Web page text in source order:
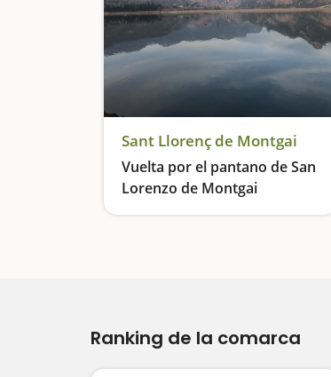
Sant Llorenç de Montgai
Vuelta por el pantano de San
Lorenzo de Montgai
Excursión calmada con vistas fantásticas
Ranking de la comarca